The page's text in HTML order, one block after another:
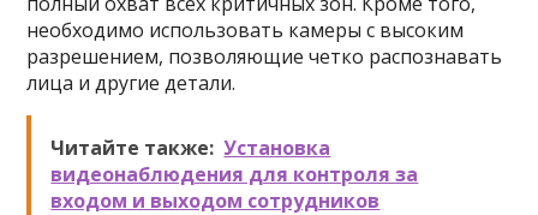
необходимо использовать камеры с высоким
разрешением, позволяющие четко распознавать
лица и другие детали.
Читайте также: Установка
видеонаблюдения для контроля за
входом и выходом сотрудников